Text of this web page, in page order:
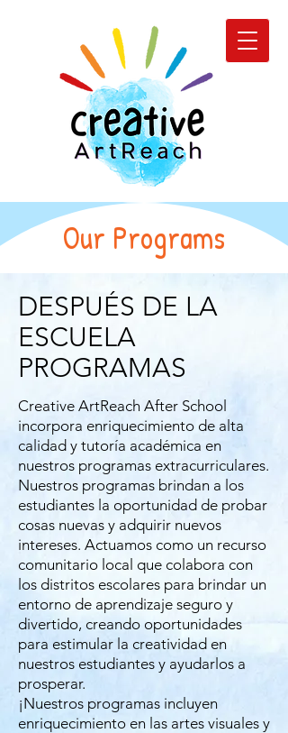
Our Programs
DESPUÉS DE LA
ESCUELA
PROGRAMAS
Creative ArtReach After School
incorpora enriquecimiento de alta
calidad y tutoría académica en
nuestros programas extracurriculares.
Nuestros programas brindan a los
estudiantes la oportunidad de probar
cosas nuevas y adquirir nuevos
intereses. Actuamos como un recurso
comunitario local que colabora con
los distritos escolares para brindar un
entorno de aprendizaje seguro y
divertido, creando oportunidades
para estimular la creatividad en
nuestros estudiantes y ayudarlos a
prosperar.
¡Nuestros programas incluyen
enriquecimiento en las artes visuales y